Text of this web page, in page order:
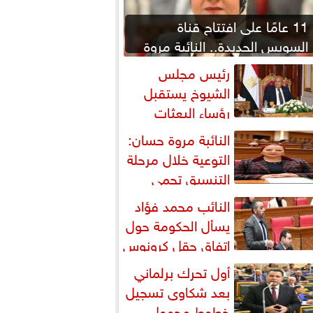
11 عامًا على افتتاح قناة
السويس الجديدة.. النائبة مروة
قنصوة: رؤية الدولة...
رئيس مجلس
الشيوخ يستقبل
رؤساء البعثات
المصرية بالخارج
النائبة مروة حسان:
التوعية خلال مرحلة
التنسيق تحمي
من النصب الأكاديمي
النائب محمد فؤاد
يسأل الحكومة حول
اتفاق حقل كرونوس
أول تحرك برلماني
بعد شكاوى تسجيل